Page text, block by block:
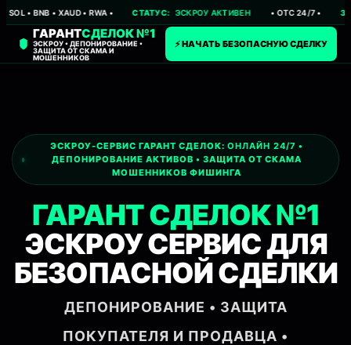
XAUD • RWA • СТАТУС: ЭСКРОУ АКТИВЕН • OTC 24/7 • ЗАЩИТА:
ГАРАНТСДЕЛОК №1
ЭСКРОУ • ДЕПОНИРОВАНИЕ •
ЗАЩИТА ОТ СКАМА И
МОШЕННИКОВ
⚡ НАЧАТЬ БЕЗОПАСНУЮ СДЕЛКУ
ЭСКРОУ-СЕРВИС ГАРАНТ СДЕЛОК: ОНЛАЙН 24/7 •
ДЕПОНИРОВАНИЕ АКТИВОВ • ЗАЩИТА ОТ СКАМА
МОШЕННИКОВ ФИШИНГА
ГАРАНТ СДЕЛОК №1
ЭСКРОУ СЕРВИС ДЛЯ
БЕЗОПАСНОЙ СДЕЛКИ
ДЕПОНИРОВАНИЕ • ЗАЩИТА
ПОКУПАТЕЛЯ И ПРОДАВЦА •